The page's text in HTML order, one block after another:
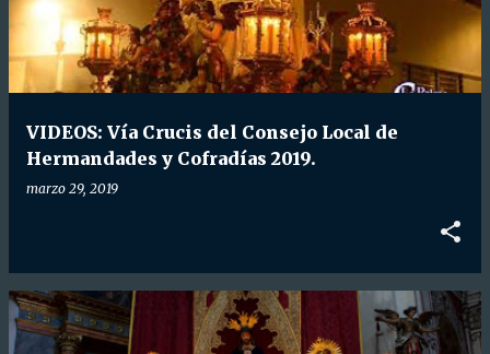
a
VIDEOS: Vía Crucis del Consejo Local de
Hermandades y Cofradías 2019.
marzo 29, 2019